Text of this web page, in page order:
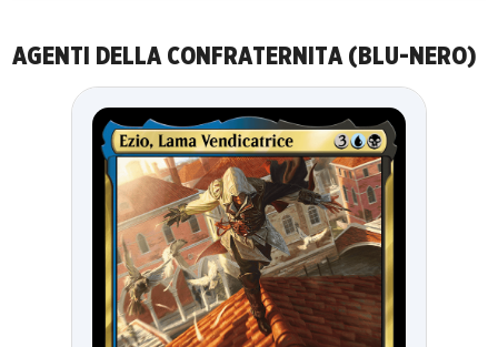
AGENTI DELLA CONFRATERNITA (BLU-NERO)